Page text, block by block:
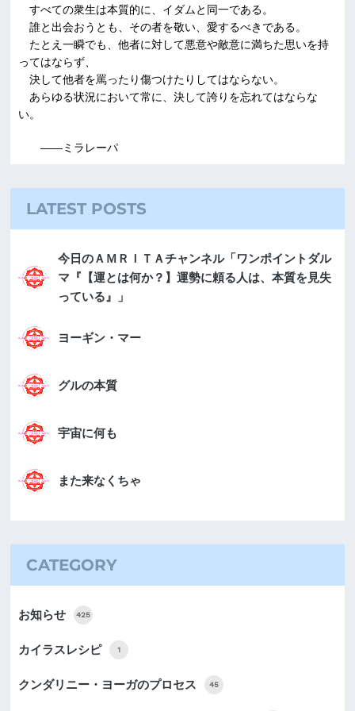
すべての衆生は本質的に、イダムと同一である。
誰と出会おうとも、その者を敬い、愛するべきである。
たとえ一瞬でも、他者に対して悪意や敵意に満ちた思いを持
ってはならず、
決して他者を罵ったり傷つけたりしてはならない。
あらゆる状況において常に、決して誇りを忘れてはならな
い。
――ミラレーパ
LATEST POSTS
今日のＡＭＲＩＴＡチャンネル「ワンポイントダル
マ『【運とは何か？】運勢に頼る人は、本質を見失
っている』」
ヨーギン・マー
グルの本質
宇宙に何も
また来なくちゃ
CATEGORY
お知らせ 425
カイラスレシピ 1
クンダリニー・ヨーガのプロセス 45